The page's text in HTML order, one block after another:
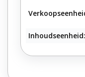
Inhoudseenheid: